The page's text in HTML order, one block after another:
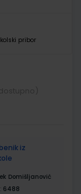
pribor
iz
Domišljanović
6488